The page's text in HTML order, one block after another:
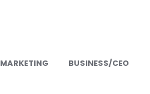
MARKETING BUSINESS/CEO